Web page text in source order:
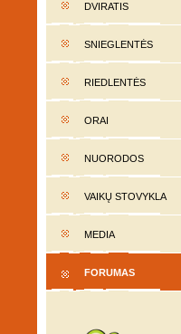
DVIRATIS
SNIEGLENTĖS
RIEDLENTĖS
ORAI
NUORODOS
VAIKŲ STOVYKLA
MEDIA
FORUMAS